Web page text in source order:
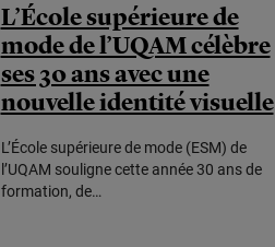
L’École supérieure de
mode de l’UQAM célèbre
ses 30 ans avec une
nouvelle identité visuelle
L’École supérieure de mode (ESM) de
l’UQAM souligne cette année 30 ans de
formation, de…